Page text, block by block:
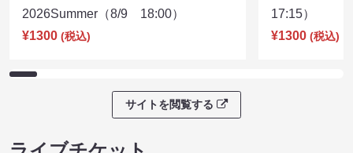
2026Summer（8/9 18:00）
¥1300 (税込)
17:15）
¥1300 (税込)
サイトを閲覧する